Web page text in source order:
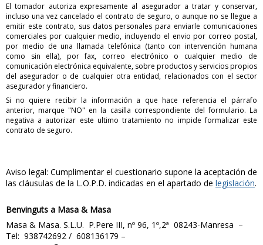
El tomador autoriza expresamente al asegurador a tratar y conservar,
incluso una vez cancelado el contrato de seguro, o aunque no se llegue a
emitir este contrato, sus datos personales para enviarle comunicaciones
comerciales por cualquier medio, incluyendo el envio por correo postal,
por medio de una llamada telefónica (tanto con intervención humana
como sin ella), por fax, correo electrónico o cualquier medio de
comunicación electrónica equivalente, sobre productos y servicios propios
del asegurador o de cualquier otra entidad, relacionados con el sector
asegurador y financiero.
Si no quiere recibir la información a que hace referencia el párrafo
anterior, marque "NO" en la casilla correspondiente del formulario. La
negativa a autorizar este ultimo tratamiento no impide formalizar este
contrato de seguro.
Aviso legal: Cumplimentar el cuestionario supone la aceptación de
las cláusulas de la L.O.P.D. indicadas en el apartado de legislación.
Benvinguts a Masa & Masa
Masa & Masa. S.L.U. P.Pere III, nº 96, 1º,2ª 08243-Manresa –
Tel: 938742692 / 608136179 –